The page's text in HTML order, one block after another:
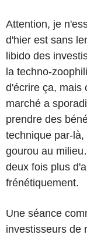
Attention, je
d'hier est sans
libido des
la techno-
d'écrire ça, mais
marché a
prendre des
technique par-
gourou au
deux fois plus
frénétiquement.
Une séance
investisseurs de